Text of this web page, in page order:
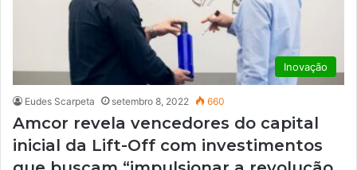
Inovação
Eudes Scarpeta setembro 8, 2022 660
Amcor revela vencedores do capital
inicial da Lift-Off com investimentos